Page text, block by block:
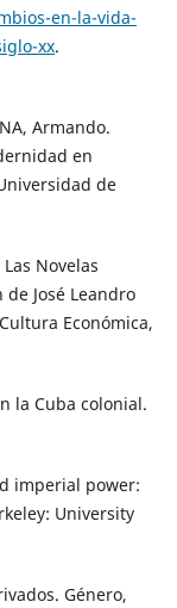
en-la-vida-
xx.
Armando.
en
de
Novelas
José Leandro
Económica,
la Cuba colonial.
imperial power:
University
Género,